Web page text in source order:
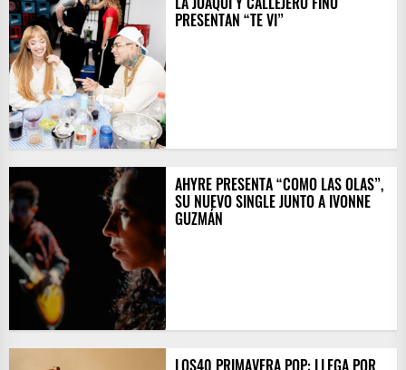
PRESENTAN “TE VI”
AHYRE PRESENTA “COMO LAS OLAS”,
SU NUEVO SINGLE JUNTO A IVONNE
GUZMÁN
LOS40 PRIMAVERA POP: LLEGA POR